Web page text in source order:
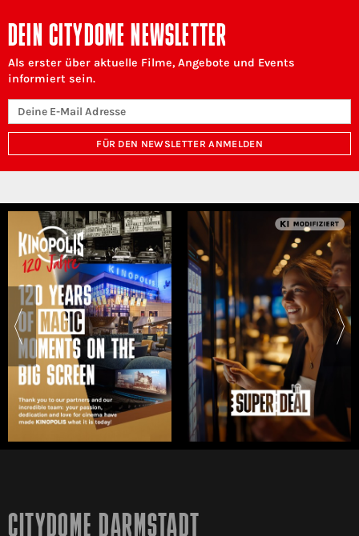
DEIN CITYDOME NEWSLETTER
Als erster über aktuelle Filme, Angebote und Events
informiert sein.
FÜR DEN NEWSLETTER ANMELDEN
CITYDOME DARMSTADT